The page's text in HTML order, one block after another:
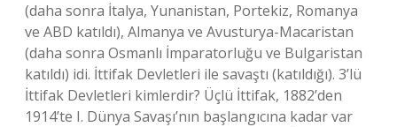
(daha sonra İtalya, Yunanistan, Portekiz, Romanya
ve ABD katıldı), Almanya ve Avusturya-Macaristan
(daha sonra Osmanlı İmparatorluğu ve Bulgaristan
katıldı) idi. İttifak Devletleri ile savaştı (katıldığı). 3’lü
İttifak Devletleri kimlerdir? Üçlü İttifak, 1882’den
1914’te I. Dünya Savaşı’nın başlangıcına kadar var